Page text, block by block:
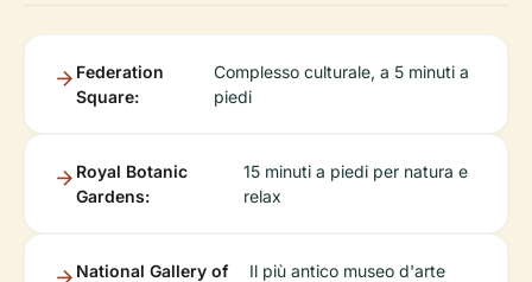
Federation
Square:
Complesso culturale, a 5 minuti a
piedi
Royal Botanic
Gardens:
15 minuti a piedi per natura e
relax
National Gallery of
Il più antico museo d'arte